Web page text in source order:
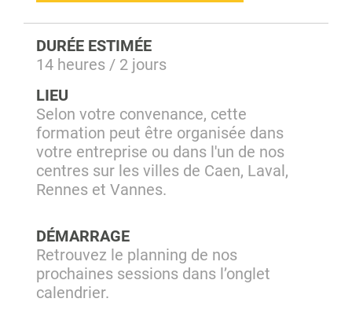
DURÉE ESTIMÉE
14 heures / 2 jours
LIEU
Selon votre convenance, cette
formation peut être organisée dans
votre entreprise ou dans l'un de nos
centres sur les villes de Caen, Laval,
Rennes et Vannes.
DÉMARRAGE
Retrouvez le planning de nos
prochaines sessions dans l’onglet
calendrier.